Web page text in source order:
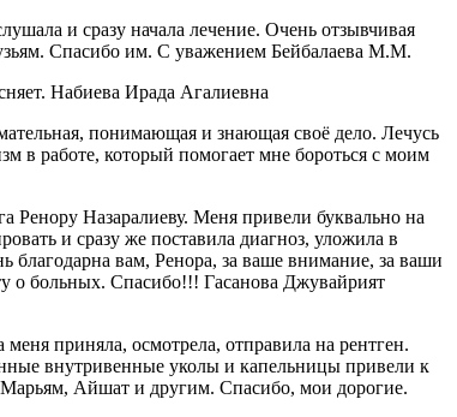
и сразу начала лечение. Очень отзывчивая
Спасибо им. С уважением Бейбалаева М.М.
Набиева Ирада Агалиевна
понимающая и знающая своё дело. Лечусь
в работе, который помогает мне бороться с моим
Ренору Назаралиеву. Меня привели буквально на
и сразу же поставила диагноз, уложила в
благодарна вам, Ренора, за ваше внимание, за ваши
о больных. Спасибо!!! Гасанова Джувайрият
приняла, осмотрела, отправила на рентген.
внутривенные уколы и капельницы привели к
Марьям, Айшат и другим. Спасибо, мои дорогие.